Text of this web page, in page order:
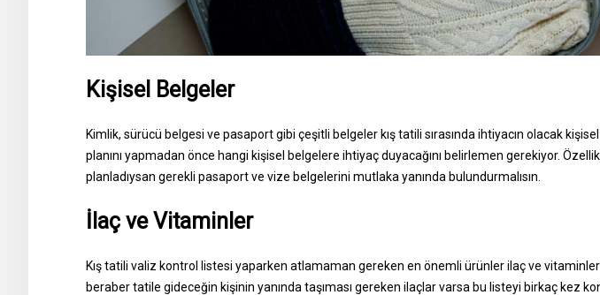
Kişisel Belgeler
Kimlik, sürücü belgesi ve pasaport gibi çeşitli belgeler kış tatili sırasında ihtiyacın olacak
planını yapmadan önce hangi kişisel belgelere ihtiyaç duyacağını belirlemen gerekiyor.
planladıysan gerekli pasaport ve vize belgelerini mutlaka yanında bulundurmalısın.
İlaç ve Vitaminler
Kış tatili valiz kontrol listesi yaparken atlamaman gereken en önemli ürünler ilaç ve
beraber tatile gideceğin kişinin yanında taşıması gereken ilaçlar varsa bu listeyi birkaç kez